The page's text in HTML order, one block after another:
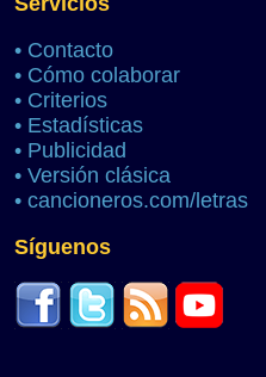
• Contacto
• Cómo colaborar
• Criterios
• Estadísticas
• Publicidad
• Versión clásica
• cancioneros.com/letras
Síguenos